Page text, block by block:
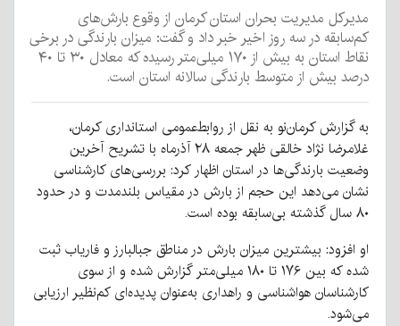
مدیرکل مدیریت بحران استان کرمان از وقوع بارش‌های
کم‌سابقه در سه روز اخیر خبر داد و گفت: میزان بارندگی در برخی
نقاط استان به بیش از ۱۷۰ میلی‌متر رسیده که معادل ۳۰ تا ۴۰
درصد بیش از متوسط بارندگی سالانه استان است.
به گزارش کرمان‌نو به نقل از روابط‌عمومی استانداری کرمان،
غلامرضا نژاد خالقی ظهر جمعه ۲۸ آذرماه با تشریح آخرین
وضعیت بارندگی‌ها در استان اظهار کرد: بررسی‌های کارشناسی
نشان می‌دهد این حجم از بارش در مقیاس بلندمدت و در حدود
۸۰ سال گذشته بی‌سابقه بوده است.
او افزود: بیشترین میزان بارش در مناطق جبالبارز و فاریاب ثبت
شده که بین ۱۷۶ تا ۱۸۰ میلی‌متر گزارش شده و از سوی
کارشناسان هواشناسی و راهداری به‌عنوان پدیده‌ای کم‌نظیر ارزیابی
می‌شود.